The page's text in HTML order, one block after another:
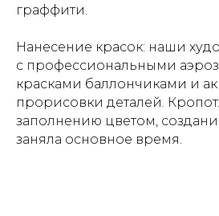
граффити.
Нанесение красок: наши
с профессиональными
красками баллончиками и
прорисовки деталей.
заполнению цветом,
заняла основное время.